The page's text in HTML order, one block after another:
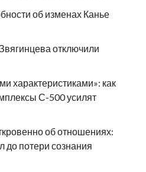
об изменах Канье
отключили
характеристиками»: как
С-500 усилят
об отношениях:
до потери сознания